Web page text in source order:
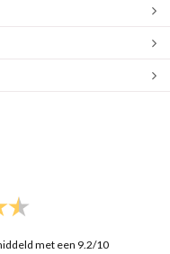
met een 9.2/10